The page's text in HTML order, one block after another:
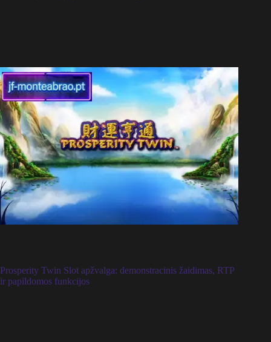
Prosperity Twin Slot apžvalga: demonstracinis žaidimas, RTP
ir papildomos funkcijos